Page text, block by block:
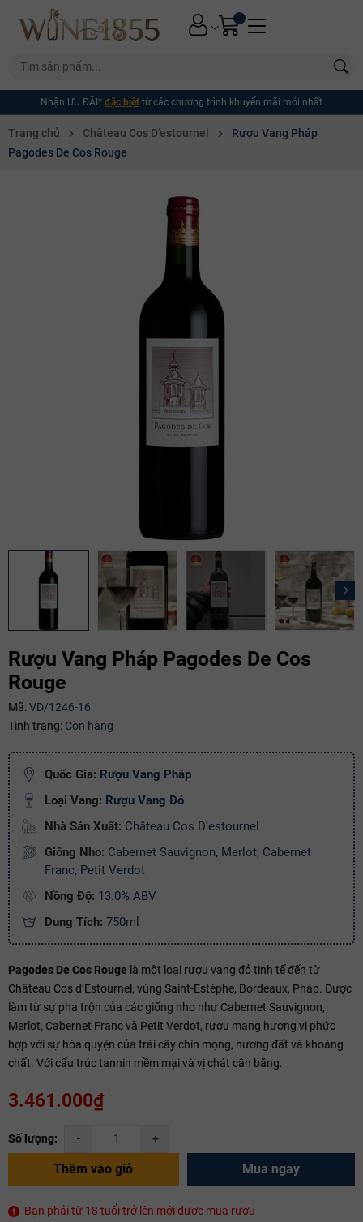
Nhận ƯU ĐÃI* đặc biệt từ các chương trình khuyến mãi mới nhất
Trang chủ Château Cos D’estournel
Rượu Vang Pháp
Pagodes De Cos Rouge
Rượu Vang Pháp Pagodes De Cos
Rouge
Mã:VD/1246-16
Tình trạng: Còn hàng
Quốc Gia: Rượu Vang Pháp
Loại Vang: Rượu Vang Đỏ
Nhà Sản Xuất: Château Cos D’estournel
Giống Nho: Cabernet Sauvignon, Merlot, Cabernet
Franc, Petit Verdot
Nồng Độ: 13.0% ABV
Dung Tích: 750ml
Pagodes De Cos Rouge là một loại rượu vang đỏ tinh tế đến từ
Château Cos d’Estournel, vùng Saint-Estèphe, Bordeaux, Pháp. Được
làm từ sự pha trộn của các giống nho như Cabernet Sauvignon,
Merlot, Cabernet Franc và Petit Verdot, rượu mang hương vị phức
hợp với sự hòa quyện của trái cây chín mọng, hương đất và khoáng
chất. Với cấu trúc tannin mềm mại và vị chát cân bằng.
3.461.000₫
Số lượng: - +
Thêm vào giỏ Mua ngay
Bạn phải từ 18 tuổi trở lên mới được mua rượu
Mã giảm giá:
Điều kiện: